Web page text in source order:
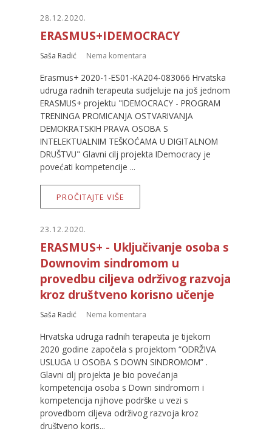
28.12.2020.
ERASMUS+IDEMOCRACY
Saša Radić Nema komentara
Erasmus+ 2020-1-ES01-KA204-083066 Hrvatska
udruga radnih terapeuta sudjeluje na još jednom
ERASMUS+ projektu "IDEMOCRACY - PROGRAM
TRENINGA PROMICANJA OSTVARIVANJA
DEMOKRATSKIH PRAVA OSOBA S
INTELEKTUALNIM TEŠKOĆAMA U DIGITALNOM
DRUŠTVU" Glavni cilj projekta IDemocracy je
povećati kompetencije ...
PROČITAJTE VIŠE
23.12.2020.
ERASMUS+ - Uključivanje osoba s
Downovim sindromom u
provedbu ciljeva održivog razvoja
kroz društveno korisno učenje
Saša Radić Nema komentara
Hrvatska udruga radnih terapeuta je tijekom
2020 godine započela s projektom “ODRŽIVA
USLUGA U OSOBA S DOWN SINDROMOM” .
Glavni cilj projekta je bio povećanja
kompetencija osoba s Down sindromom i
kompetencija njihove podrške u vezi s
provedbom ciljeva održivog razvoja kroz
društveno koris...